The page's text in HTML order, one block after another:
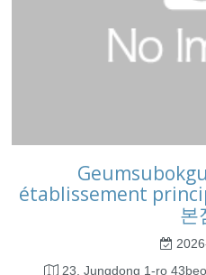
établissement
본
23, Jungdong 1-ro